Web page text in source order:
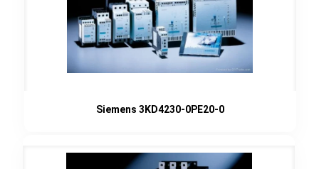
Siemens 3KD4230-0PE20-0